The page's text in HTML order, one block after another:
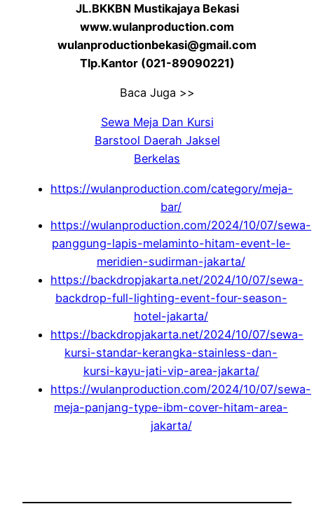
JL.BKKBN Mustikajaya Bekasi
www.wulanproduction.com
wulanproductionbekasi@gmail.com
Tlp.Kantor (021-89090221)
Baca Juga >>
Sewa Meja Dan Kursi
Barstool Daerah Jaksel
Berkelas
https://wulanproduction.com/category/meja-
bar/
https://wulanproduction.com/2024/10/07/sewa-
panggung-lapis-melaminto-hitam-event-le-
meridien-sudirman-jakarta/
https://backdropjakarta.net/2024/10/07/sewa-
backdrop-full-lighting-event-four-season-
hotel-jakarta/
https://backdropjakarta.net/2024/10/07/sewa-
kursi-standar-kerangka-stainless-dan-
kursi-kayu-jati-vip-area-jakarta/
https://wulanproduction.com/2024/10/07/sewa-
meja-panjang-type-ibm-cover-hitam-area-
jakarta/